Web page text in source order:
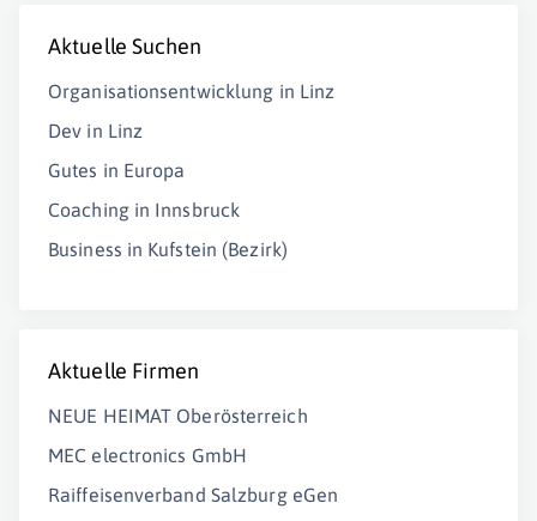
Aktuelle Suchen
Organisationsentwicklung in Linz
Dev in Linz
Gutes in Europa
Coaching in Innsbruck
Business in Kufstein (Bezirk)
Aktuelle Firmen
NEUE HEIMAT Oberösterreich
MEC electronics GmbH
Raiffeisenverband Salzburg eGen